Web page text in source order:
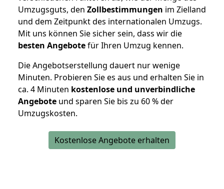
Umzugsguts, den Zollbestimmungen im Zielland
und dem Zeitpunkt des internationalen Umzugs.
Mit uns können Sie sicher sein, dass wir die
besten Angebotefür Ihren Umzug kennen.
Die Angebotserstellung dauert nur wenige
Minuten. Probieren Sie es aus und erhalten Sie in
ca. 4 Minuten kostenlose und unverbindliche
Angebote und sparen Sie bis zu 60 % der
Umzugskosten.
Kostenlose Angebote erhalten